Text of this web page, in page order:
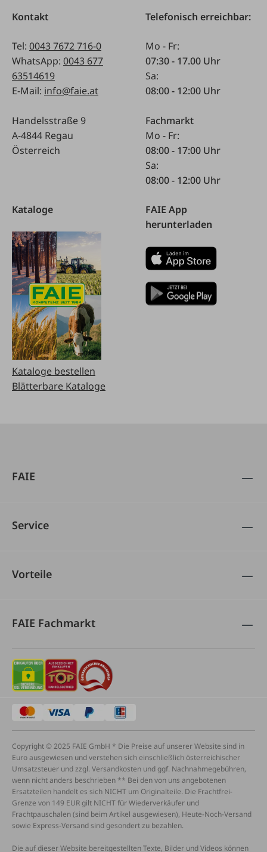
Kontakt
Tel: 0043 7672 716-0
WhatsApp: 0043 677
63514619
E-Mail: info@faie.at
Handelsstraße 9
A-4844 Regau
Österreich
Telefonisch erreichbar:
Mo - Fr:
07:30 - 17.00 Uhr
Sa:
08:00 - 12:00 Uhr
Fachmarkt
Mo - Fr:
08:00 - 17:00 Uhr
Sa:
08:00 - 12:00 Uhr
Kataloge
Kataloge bestellen
Blätterbare Kataloge
FAIE App
herunterladen
FAIE
Service
Vorteile
FAIE Fachmarkt
Copyright © 2025 FAIE GmbH * Die Preise auf unserer Website sind in
Euro ausgewiesen und verstehen sich einschließlich österreichischer
Umsatzsteuer und zzgl. Versandkosten und ggf. Nachnahmegebühren,
wenn nicht anders beschrieben ** Bei den von uns angebotenen
Ersatzteilen handelt es sich NICHT um Originalteile. Die Frachtfrei-
Grenze von 149 EUR gilt NICHT für Wiederverkäufer und
Frachtpauschalen (sind beim Artikel ausgewiesen), Heute-Noch-Versand
sowie Express-Versand sind gesondert zu bezahlen.
Die auf dieser Website bereitgestellten Texte, Bilder und Videos können